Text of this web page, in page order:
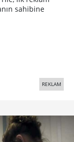
sahibine
REKLAM